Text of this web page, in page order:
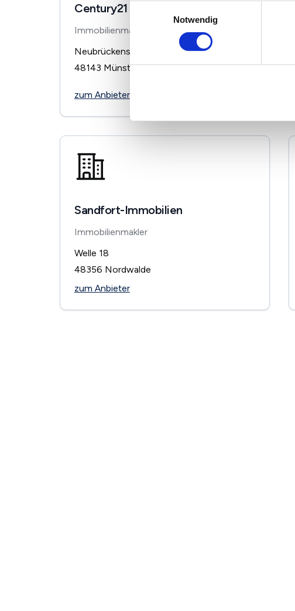
Notwendig
Century21 Römer Immobilien
Immobilienmakler
Neubrückenstraße 53-54
48143 Münster
zum Anbieter
Sandfort-Immobilien
Immobilienmakler
Welle 18
48356 Nordwalde
zum Anbieter